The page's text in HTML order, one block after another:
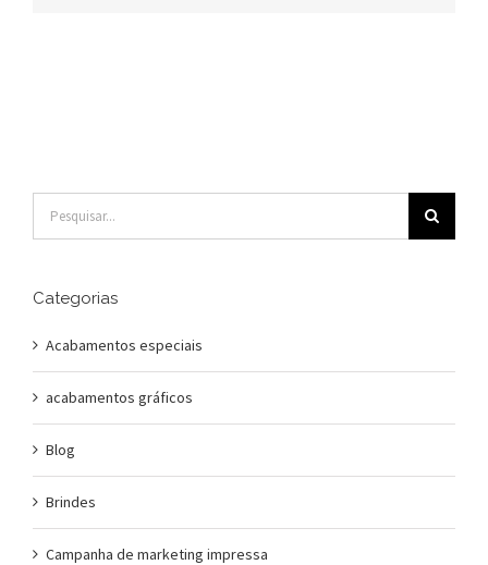
resultados
Categorias
Acabamentos especiais
acabamentos gráficos
Blog
Brindes
Campanha de marketing impressa